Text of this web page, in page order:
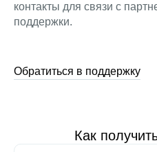
контакты для связи с
поддержки.
Обратиться в поддержку
Как